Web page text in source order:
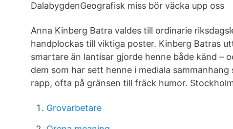
DalabygdenGeografisk miss bör väcka upp oss
Anna Kinberg Batra valdes till ordinarie
handplockas till viktiga poster. Kinberg Batras
smartare än lantisar gjorde henne både känd –
dem som har sett henne i mediala
rapp, ofta på gränsen till fräck humor.
Grovarbetare